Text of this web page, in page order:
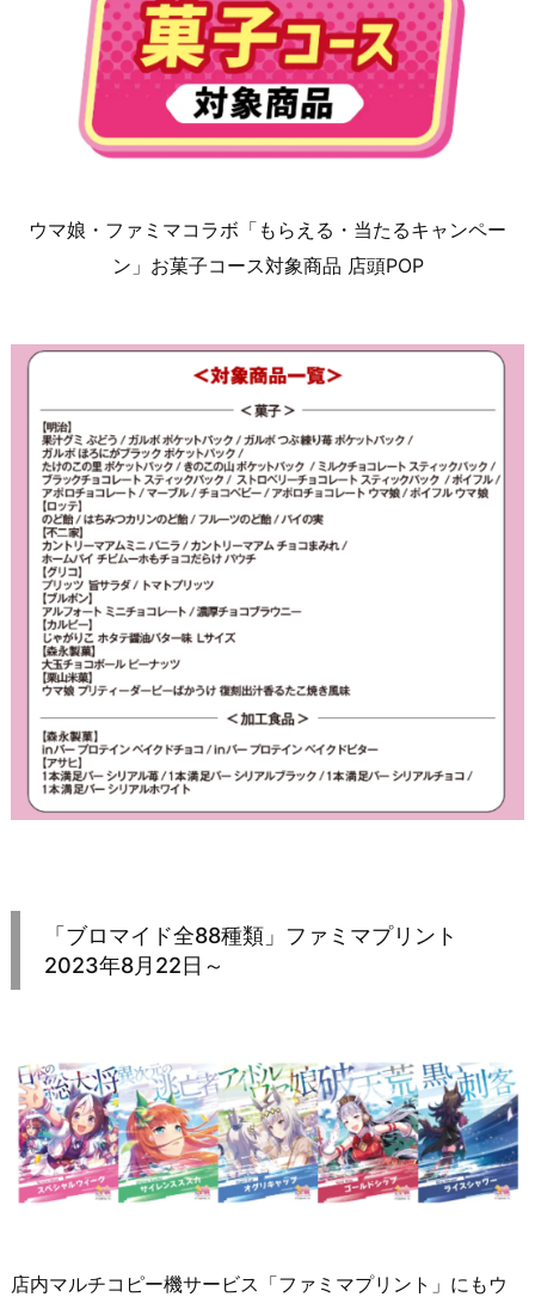
ウマ娘・ファミマコラボ「もらえる・当たるキャンペー
ン」お菓子コース対象商品 店頭POP
「ブロマイド全88種類」ファミマプリント
2023年8月22日～
店内マルチコピー機サービス「ファミマプリント」にもウ